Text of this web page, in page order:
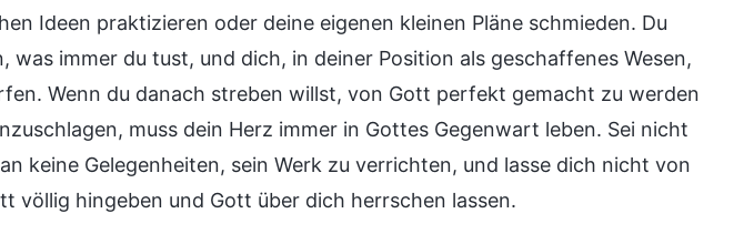
Ideen praktizieren oder deine eigenen kleinen Pläne schmieden. Du
was immer du tust, und dich, in deiner Position als geschaffenes Wesen,
Wenn du danach streben willst, von Gott perfekt gemacht zu werden
muss dein Herz immer in Gottes Gegenwart leben. Sei nicht
keine Gelegenheiten, sein Werk zu verrichten, und lasse dich nicht von
völlig hingeben und Gott über dich herrschen lassen.